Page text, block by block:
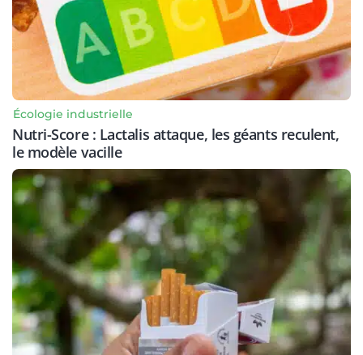
Écologie industrielle
Nutri-Score : Lactalis attaque, les géants reculent,
le modèle vacille